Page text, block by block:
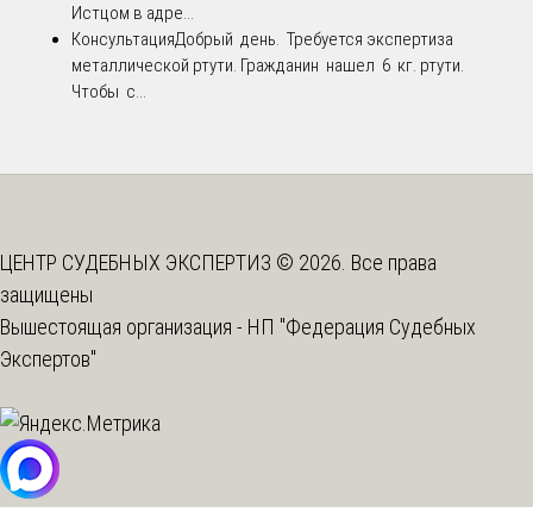
Истцом в адре...
КонсультацияДобрый день. Требуется экспертиза
металлической ртути. Гражданин нашел 6 кг. ртути.
Чтобы с...
ЦЕНТР СУДЕБНЫХ ЭКСПЕРТИЗ © 2026. Все права
защищены
Вышестоящая организация - НП "Федерация Судебных
Экспертов"